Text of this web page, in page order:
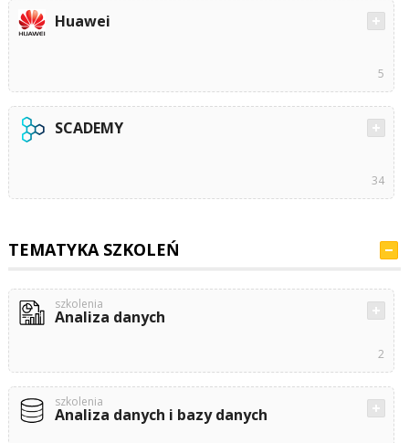
Huawei
5
SCADEMY
34
TEMATYKA SZKOLEŃ
szkolenia
Analiza danych
2
szkolenia
Analiza danych i bazy danych